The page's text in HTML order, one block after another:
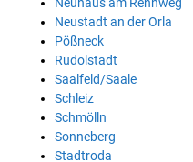
Neustadt an der Orla
Pößneck
Rudolstadt
Saalfeld/Saale
Schleiz
Schmölln
Sonneberg
Stadtroda